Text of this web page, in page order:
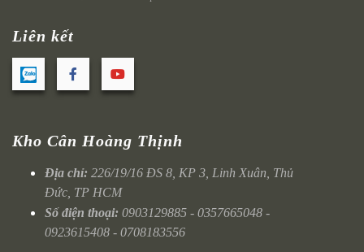
Liên kết
Kho Cân Hoàng Thịnh
Địa chỉ: 226/19/16 ĐS 8, KP 3, Linh Xuân, Thủ
Đức, TP HCM
Số điện thoại: 0903129885 - 0357665048 -
0923615408 - 0708183556